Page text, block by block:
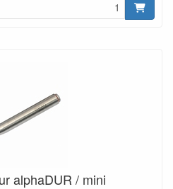
alphaDUR / mini